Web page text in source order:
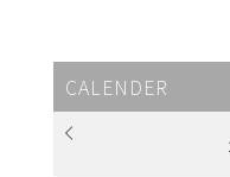
CALENDER